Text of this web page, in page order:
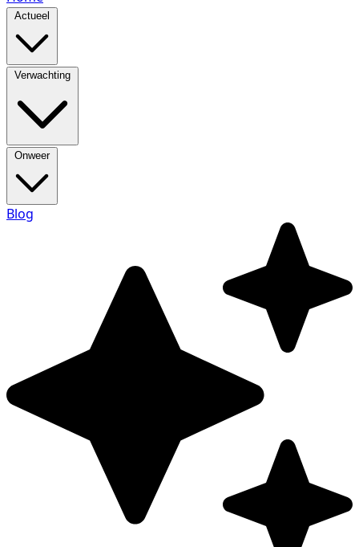
Actueel
Verwachting
Onweer
Blog